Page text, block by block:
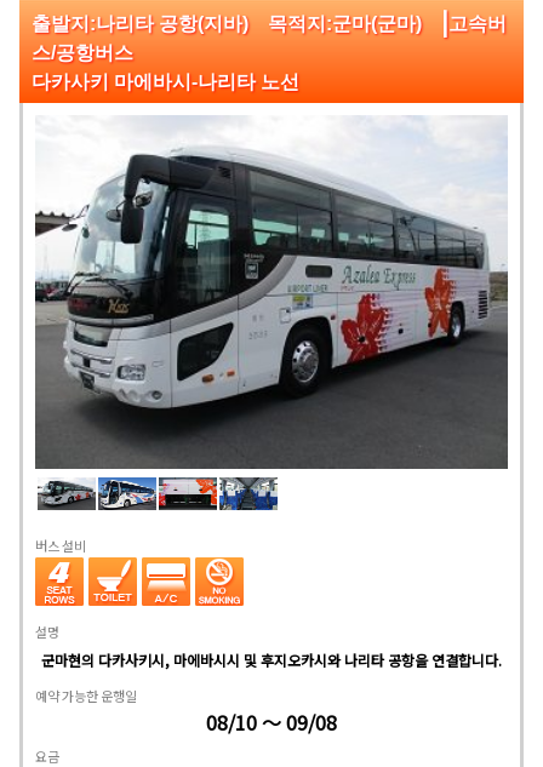
출발지:나리타 공항(지바) 목적지:군마(군마) |고속버
스/공항버스
다카사키 마에바시-나리타 노선
버스 설비
설명
군마현의 다카사키시, 마에바시시 및 후지오카시와 나리타 공항을 연결합니다.
예약 가능한 운행일
08/10 ～ 09/08
요금